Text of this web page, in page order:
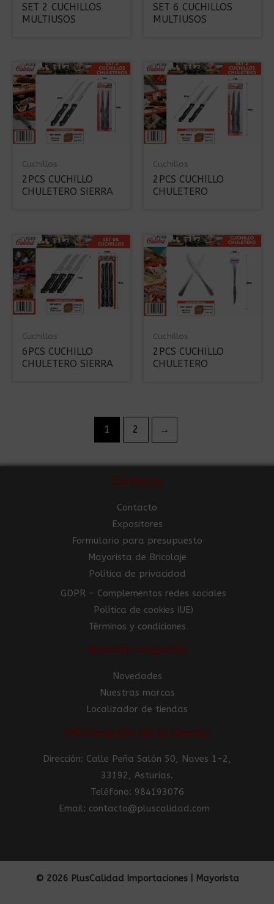
SET 2 CUCHILLOS
MULTIUSOS
SET 6 CUCHILLOS
MULTIUSOS
Cuchillos
2PCS CUCHILLO
CHULETERO SIERRA
Cuchillos
2PCS CUCHILLO
CHULETERO
Cuchillos
6PCS CUCHILLO
CHULETERO SIERRA
Cuchillos
2PCS CUCHILLO
CHULETERO
1 2 →
Contacto
Contacto
Expositores
Formulario para presupuesto
Mayorista de Bricolaje
Política de privacidad
GDPR – Complementos redes sociales
Política de cookies (UE)
Términos y condiciones
Nuestra empresa
Novedades
Nuestras marcas
Localizador de tiendas
Información de la tienda
Dirección: Calle Peña Salón 50, Naves 1-2,
33192, Asturias.
Teléfono: 984193076
Email: contacto@pluscalidad.com
© 2026 PlusCalidad Importaciones | Mayorista